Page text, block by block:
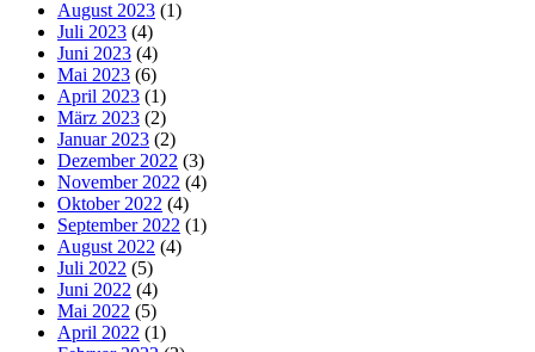
August 2023 (1)
Juli 2023 (4)
Juni 2023 (4)
Mai 2023 (6)
April 2023 (1)
März 2023 (2)
Januar 2023 (2)
Dezember 2022 (3)
November 2022 (4)
Oktober 2022 (4)
September 2022 (1)
August 2022 (4)
Juli 2022 (5)
Juni 2022 (4)
Mai 2022 (5)
April 2022 (1)